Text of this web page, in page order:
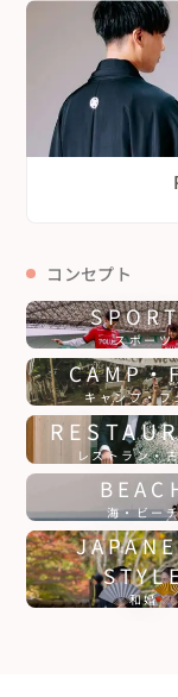
コンセプト
スポーツ
CAMP・
キャンプ・フ
レストラン・
海・ビー
和婚